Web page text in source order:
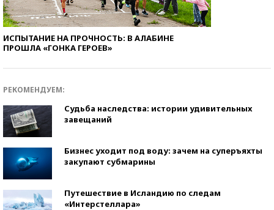
ИСПЫТАНИЕ НА ПРОЧНОСТЬ: В АЛАБИНЕ
ПРОШЛА «ГОНКА ГЕРОЕВ»
РЕКОМЕНДУЕМ:
Судьба наследства: истории удивительных
завещаний
Бизнес уходит под воду: зачем на суперъяхты
закупают субмарины
Путешествие в Исландию по следам
«Интерстеллара»